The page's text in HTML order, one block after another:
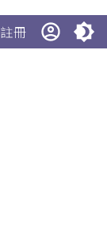
註冊